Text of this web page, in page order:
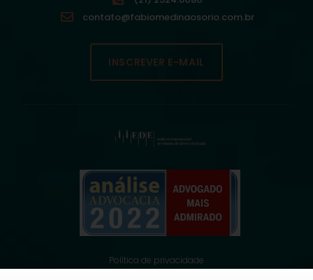
contato@fabiomedinaosorio.com.br
INSCREVER E-MAIL
Política de privacidade